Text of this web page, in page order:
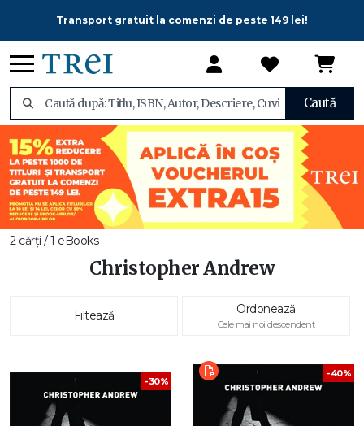
Transport gratuit la comenzi de peste 149 lei!
Caută
2 cărți / 1 eBooks
Christopher Andrew
Filtează Ordonează
Cele mai noi descendent
-30%
-40%